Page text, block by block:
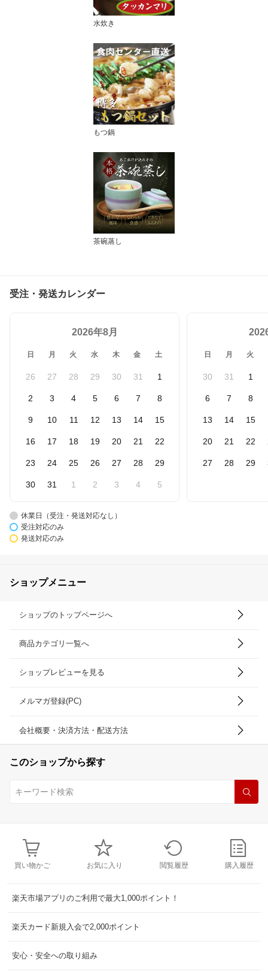
水炊き
もつ鍋
茶碗蒸し
受注・発送カレンダー
2026年8月
日 月 火 水 木 金 土
26 27 28 29 30 31 1
2 3 4 5 6 7 8
9 10 11 12 13 14 15
16 17 18 19 20 21 22
23 24 25 26 27 28 29
30 31 1 2 3 4 5
日 月 火
30 31 1
6 7 8
13 14 15
20 21 22
27 28 29
休業日（受注・発送対応なし）
受注対応のみ
発送対応のみ
ショップメニュー
ショップのトップページへ
商品カテゴリ一覧へ
ショップレビューを見る
メルマガ登録(PC)
会社概要・決済方法・配送方法
このショップから探す
買い物かご お気に入り 閲覧履歴 購入履歴
楽天市場アプリのご利用で最大1,000ポイント！
楽天カード新規入会で2,000ポイント
安心・安全への取り組み